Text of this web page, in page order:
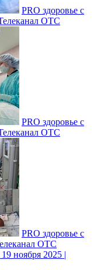
PRO здоровье с
ОТС
PRO здоровье с
ОТС
PRO здоровье с
ОТС